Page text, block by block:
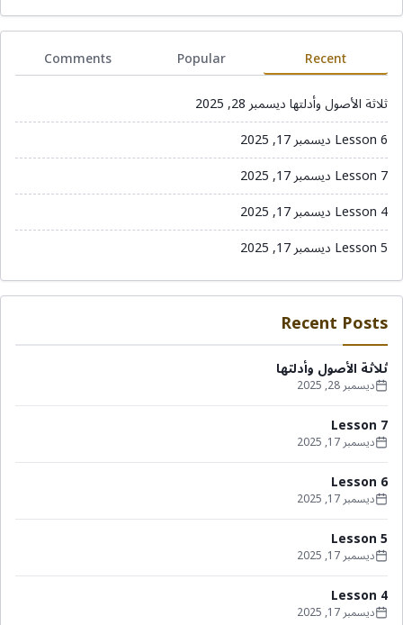
Recent
Popular
Comments
ثلاثة الأصول وأدلتهاديسمبر 28, 2025
Lesson 6 ديسمبر 17, 2025
Lesson 7 ديسمبر 17, 2025
Lesson 4 ديسمبر 17, 2025
Lesson 5 ديسمبر 17, 2025
Recent Posts
ثلاثة الأصول وأدلتها
ديسمبر 28, 2025
Lesson 7
ديسمبر 17, 2025
Lesson 6
ديسمبر 17, 2025
Lesson 5
ديسمبر 17, 2025
Lesson 4
ديسمبر 17, 2025